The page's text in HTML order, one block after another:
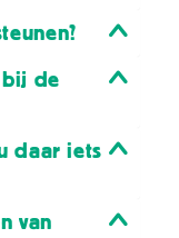
bij de
daar iets
van